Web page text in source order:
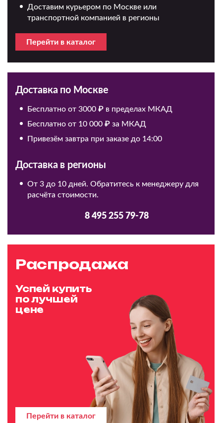
Доставим курьером по Москве или
транспортной компанией в регионы
Перейти в каталог
Доставка по Москве
Бесплатно от 3000 ₽ в пределах МКАД
Бесплатно от 10 000 ₽ за МКАД
Привезём завтра при заказе до 14:00
Доставка в регионы
От 3 до 10 дней. Обратитесь к менеджеру для
расчёта стоимости.
8 495 255 79-78
Распродажа
Успей купить
по лучшей
цене
Перейти в каталог